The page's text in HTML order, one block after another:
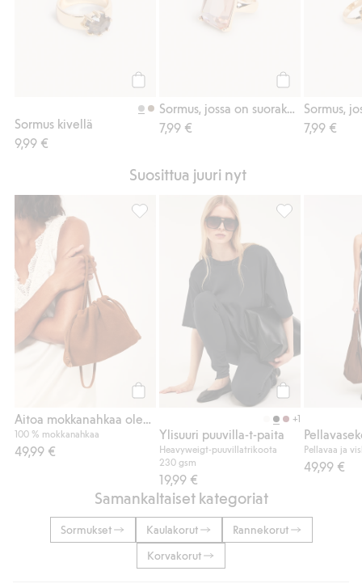
Sormus kivellä
9,99 €
7,99 €
7,99 €
Suosittua juuri nyt
100 % mokkanahkaa
49,99 €
Aitoa mokkanahkaa oleva olkalaukku,
+1
Ylisuuri puuvilla-t-paita
Heavyweigt-puuvillatrikoota
230 gsm
19,99 €
Pellavaa ja
49,99 €
Samankaltaiset kategoriat
Sormukset Kaulakorut
Rannekorut
Korvakorut